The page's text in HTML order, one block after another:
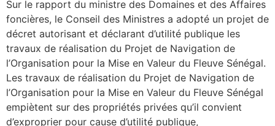
Sur le rapport du ministre des Domaines et des Affaires
foncières, le Conseil des Ministres a adopté un projet de
décret autorisant et déclarant d’utilité publique les
travaux de réalisation du Projet de Navigation de
l’Organisation pour la Mise en Valeur du Fleuve Sénégal.
Les travaux de réalisation du Projet de Navigation de
l’Organisation pour la Mise en Valeur du Fleuve Sénégal
empiètent sur des propriétés privées qu’il convient
d’exproprier pour cause d’utilité publique,